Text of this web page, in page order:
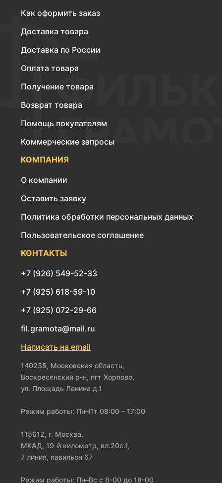
Как оформить заказ
Доставка товара
Доставка по России
Оплата товара
Получение товара
Возврат товара
Помощь покупателям
Коммерческие запросы
КОМПАНИЯ
О компании
Оставить заявку
Политика обработки персональных данных
Пользовательское соглашение
КОНТАКТЫ
+7 (926) 549-52-33
+7 (925) 618-59-10
+7 (925) 072-29-66
fil.gramota@mail.ru
Написать на email
140235, Московская область,
Воскресенский р-н, пгт Хорлово,
ул. Площадь Ленина д.1
Режим работы: Пн–Пт 08:00 – 17:00
115612, г. Москва,
МКАД, 19-й километр, вл.20с.1,
7 линия, павильон 67
Режим работы: Пн–Вс с 8-00 до 18-00